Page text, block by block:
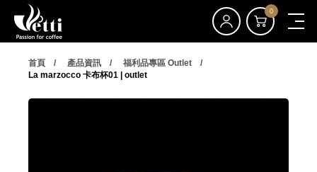
0
首頁 產品資訊
福利品專區 Outlet
La marzocco 卡布杯01 | outlet